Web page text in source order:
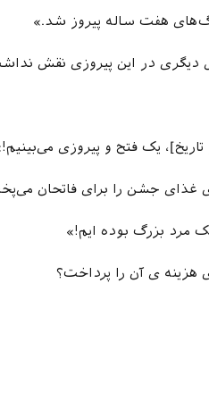
هفت ساله پیروز شد.»
این پیروزی نقش
یک فتح و پیروزی
را برای فاتحان
مرد بزرگ بوده ایم!»
ی آن را پرداخت؟